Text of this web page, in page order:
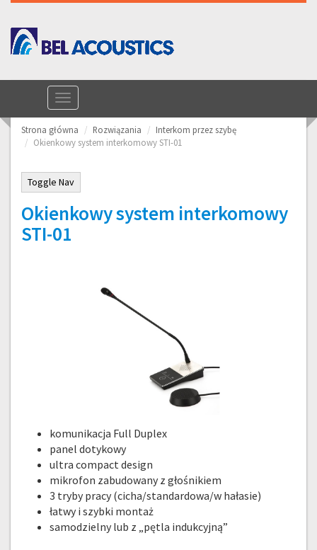
Toggle
navigation
Strona główna Rozwiązania
Interkom przez szybę
Okienkowy system interkomowy STI-01
Toggle Nav
Okienkowy system interkomowy
STI-01
komunikacja Full Duplex
panel dotykowy
ultra compact design
mikrofon zabudowany z głośnikiem
3 tryby pracy (cicha/standardowa/w hałasie)
łatwy i szybki montaż
samodzielny lub z „pętla indukcyjną”